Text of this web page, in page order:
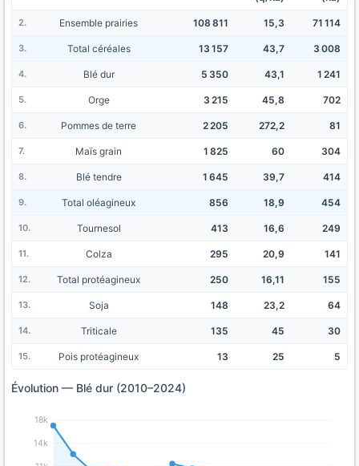
Ensemble prairies 108 811 15,3 71 114
Total céréales 13 157 43,7 3 008
Blé dur 5 350 43,1 1 241
Orge 3 215 45,8 702
Pommes de terre 2 205 272,2 81
Maïs grain 1 825 60 304
Blé tendre 1 645 39,7 414
Total oléagineux 856 18,9 454
Tournesol 413 16,6 249
Colza 295 20,9 141
Total protéagineux 250 16,11 155
Soja 148 23,2 64
Triticale 135 45 30
Pois protéagineux 13 25 5
Évolution — Blé dur (2010–2024)
14k
18k